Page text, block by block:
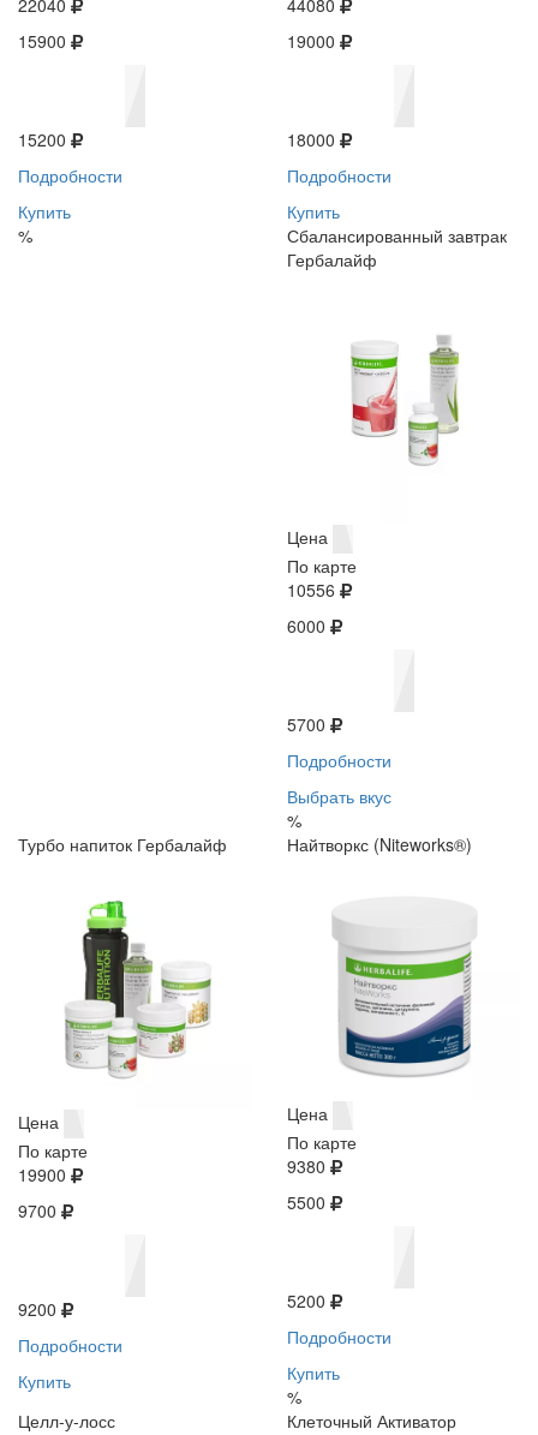
15900
15200
Подробности
Купить
%
19000
18000
Подробности
Купить
Сбалансированный завтрак
Гербалайф
Цена
По карте
10556
6000
5700
Подробности
Выбрать вкус
%
Турбо напиток Гербалайф
Цена
По карте
19900
9700
9200
Подробности
Купить
Найтворкс (Niteworks®)
Цена
По карте
9380
5500
5200
Подробности
Купить
%
Целл-у-лосс
Клеточный Активатор